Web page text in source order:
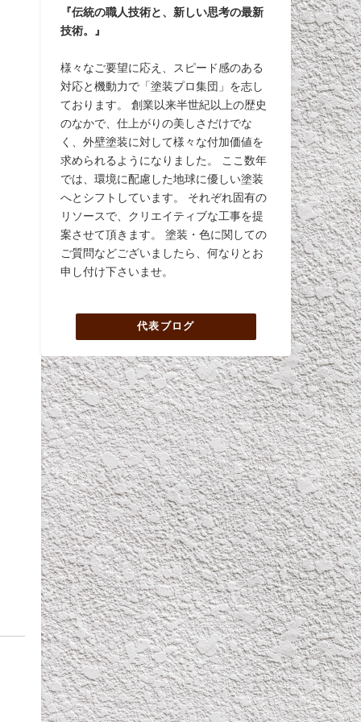
『伝統の職人技術と、新しい思考の最新
技術。』
様々なご要望に応え、スピード感のある
対応と機動力で「塗装プロ集団」を志し
ております。 創業以来半世紀以上の歴史
のなかで、仕上がりの美しさだけでな
く、外壁塗装に対して様々な付加価値を
求められるようになりました。 ここ数年
では、環境に配慮した地球に優しい塗装
へとシフトしています。 それぞれ固有の
リソースで、クリエイティブな工事を提
案させて頂きます。 塗装・色に関しての
ご質問などございましたら、何なりとお
申し付け下さいませ。
代表ブログ